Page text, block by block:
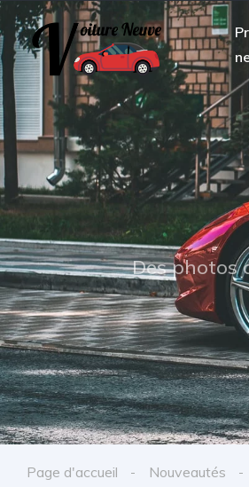
Des photos
Page d'accueil Nouveautés